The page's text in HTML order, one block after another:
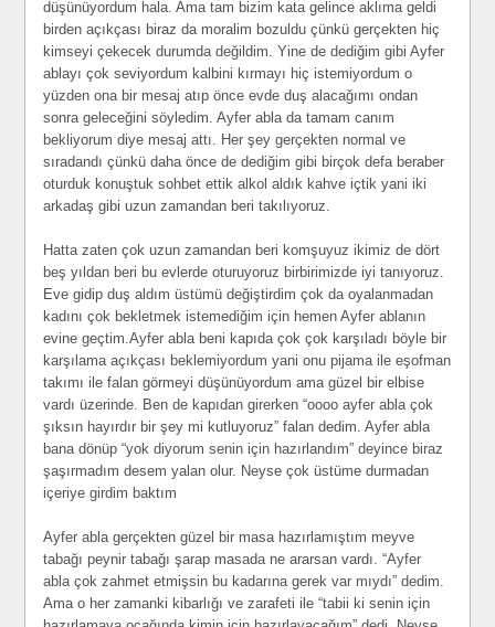
düşünüyordum hala. Ama tam bizim kata gelince aklıma geldi
birden açıkçası biraz da moralim bozuldu çünkü gerçekten hiç
kimseyi çekecek durumda değildim. Yine de dediğim gibi Ayfer
ablayı çok seviyordum kalbini kırmayı hiç istemiyordum o
yüzden ona bir mesaj atıp önce evde duş alacağımı ondan
sonra geleceğini söyledim. Ayfer abla da tamam canım
bekliyorum diye mesaj attı. Her şey gerçekten normal ve
sıradandı çünkü daha önce de dediğim gibi birçok defa beraber
oturduk konuştuk sohbet ettik alkol aldık kahve içtik yani iki
arkadaş gibi uzun zamandan beri takılıyoruz.
Hatta zaten çok uzun zamandan beri komşuyuz ikimiz de dört
beş yıldan beri bu evlerde oturuyoruz birbirimizde iyi tanıyoruz.
Eve gidip duş aldım üstümü değiştirdim çok da oyalanmadan
kadını çok bekletmek istemediğim için hemen Ayfer ablanın
evine geçtim.Ayfer abla beni kapıda çok çok karşıladı böyle bir
karşılama açıkçası beklemiyordum yani onu pijama ile eşofman
takımı ile falan görmeyi düşünüyordum ama güzel bir elbise
vardı üzerinde. Ben de kapıdan girerken “oooo ayfer abla çok
şıksın hayırdır bir şey mi kutluyoruz” falan dedim. Ayfer abla
bana dönüp “yok diyorum senin için hazırlandım” deyince biraz
şaşırmadım desem yalan olur. Neyse çok üstüme durmadan
içeriye girdim baktım
Ayfer abla gerçekten güzel bir masa hazırlamıştım meyve
tabağı peynir tabağı şarap masada ne ararsan vardı. “Ayfer
abla çok zahmet etmişsin bu kadarına gerek var mıydı” dedim.
Ama o her zamanki kibarlığı ve zarafeti ile “tabii ki senin için